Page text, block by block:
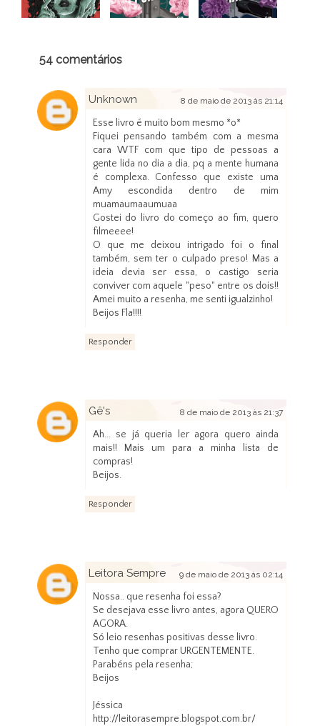
54 comentários
Unknown 8 de maio de 2013 às 21:14
Esse livro é muito bom mesmo *o*
Fiquei pensando também com a mesma
cara WTF com que tipo de pessoas a
gente lida no dia a dia, pq a mente humana
é complexa. Confesso que existe uma
Amy escondida dentro de mim
muamaumaaumuaa
Gostei do livro do começo ao fim, quero
filmeeee!
O que me deixou intrigado foi o final
também, sem ter o culpado preso! Mas a
ideia devia ser essa, o castigo seria
conviver com aquele "peso" entre os dois!!
Amei muito a resenha, me senti igualzinho!
Beijos Fla!!!!
Responder
Gê's 8 de maio de 2013 às 21:37
Ah... se já queria ler agora quero ainda
mais!! Mais um para a minha lista de
compras!
Beijos.
Responder
Leitora Sempre 9 de maio de 2013 às 02:14
Nossa.. que resenha foi essa?
Se desejava esse livro antes, agora QUERO
AGORA.
Só leio resenhas positivas desse livro.
Tenho que comprar URGENTEMENTE.
Parabéns pela resenha;
Beijos
Jéssica
http://leitorasempre.blogspot.com.br/